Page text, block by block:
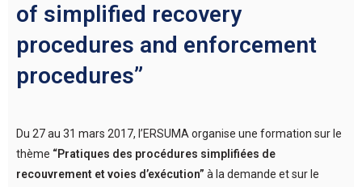
of simplified recovery
procedures and enforcement
procedures”
Du 27 au 31 mars 2017, l’ERSUMA organise une formation sur le
thème “Pratiques des procédures simplifiées de
recouvrement et voies d’exécution” à la demande et sur le